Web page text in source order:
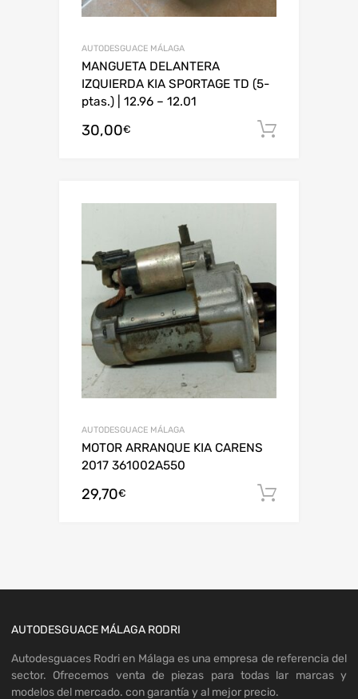
AUTODESGUACE MÁLAGA
MANGUETA DELANTERA
IZQUIERDA KIA SPORTAGE TD (5-
ptas.) | 12.96 – 12.01
30,00€
AUTODESGUACE MÁLAGA
MOTOR ARRANQUE KIA CARENS
2017 361002A550
29,70€
AUTODESGUACE MÁLAGA RODRI
Autodesguaces Rodri en Málaga es una empresa de referencia del
sector. Ofrecemos venta de piezas para todas lar marcas y
modelos del mercado. con garantía y al mejor precio.